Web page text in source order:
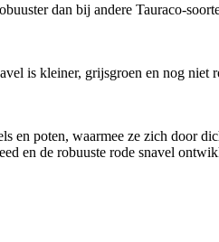
dan bij andere Tauraco-
is kleiner, grijsgroen en nog
poten, waarmee ze zich door
en de robuuste rode snavel